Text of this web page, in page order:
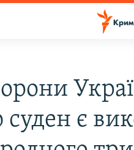
суден є